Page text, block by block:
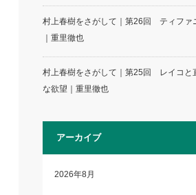
村上春樹をさがして｜第26回 ティファ
｜重里徹也
村上春樹をさがして｜第25回 レイコと
な欲望｜重里徹也
アーカイブ
2026年8月